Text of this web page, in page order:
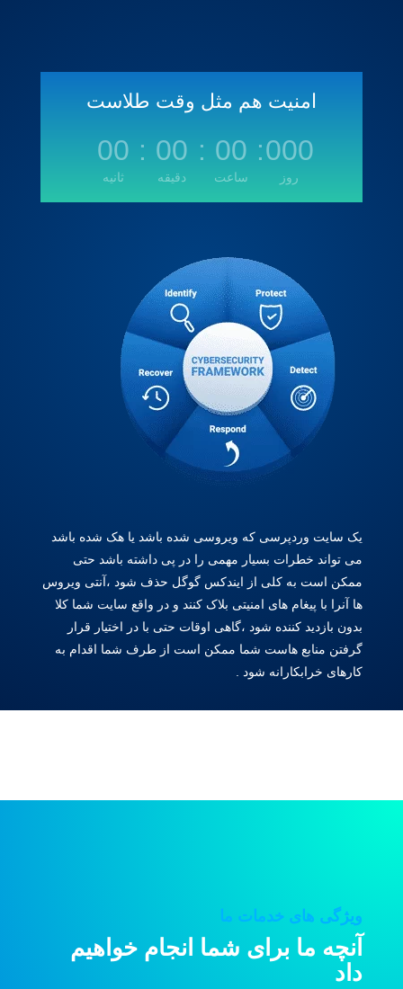
امنیت هم مثل وقت طلاست
000
روز
:
00
ساعت
:
00
دقیقه
:
00
ثانیه
یک سایت وردپرسی که ویروسی شده باشد یا هک شده باشد
می تواند خطرات بسیار مهمی را در پی داشته باشد حتی
ممکن است به کلی از ایندکس گوگل حذف شود ،آنتی ویروس
ها آنرا با پیغام های امنیتی بلاک کنند و در واقع سایت شما کلا
بدون بازدید کننده شود ،گاهی اوقات حتی با در اختیار قرار
گرفتن منابع هاست شما ممکن است از طرف شما اقدام به
کارهای خرابکارانه شود .
ویژگی های خدمات ما
آنچه ما برای شما انجام خواهیم
داد